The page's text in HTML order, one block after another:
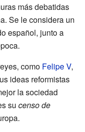
más debatidas
Se le considera un
español, junto a
como Felipe V,
ideas reformistas
la sociedad
su censo de